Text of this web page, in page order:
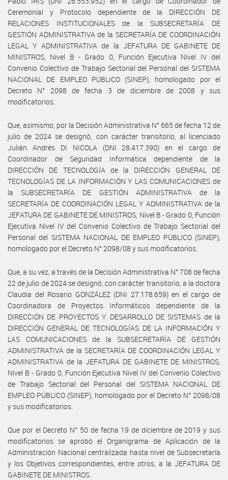
Ceremonial y Protocolo dependiente de la DIRECCIÓN DE
RELACIONES INSTITUCIONALES de la SUBSECRETARÍA DE
GESTIÓN ADMINISTRATIVA de la SECRETARÍA DE COORDINACIÓN
LEGAL Y ADMINISTRATIVA de la JEFATURA DE GABINETE DE
MINISTROS, Nivel B - Grado 0, Función Ejecutiva Nivel IV del
Convenio Colectivo de Trabajo Sectorial del Personal del SISTEMA
NACIONAL DE EMPLEO PÚBLICO (SINEP), homologado por el
Decreto N° 2098 de fecha 3 de diciembre de 2008 y sus
modificatorios.
Que, asimismo, por la Decisión Administrativa N° 665 de fecha 12 de
julio de 2024 se designó, con carácter transitorio, al licenciado
Julián Andrés DI NICOLA (DNI 28.417.390) en el cargo de
Coordinador de Seguridad Informática dependiente de la
DIRECCIÓN DE TECNOLOGÍA de la DIRECCIÓN GENERAL DE
TECNOLOGÍAS DE LA INFORMACIÓN Y LAS COMUNICACIONES de
la SUBSECRETARÍA DE GESTIÓN ADMINISTRATIVA de la
SECRETARÍA DE COORDINACIÓN LEGAL Y ADMINISTRATIVA de la
JEFATURA DE GABINETE DE MINISTROS, Nivel B - Grado 0, Función
Ejecutiva Nivel IV del Convenio Colectivo de Trabajo Sectorial del
Personal del SISTEMA NACIONAL DE EMPLEO PÚBLICO (SINEP),
homologado por el Decreto N° 2098/08 y sus modificatorios.
Que, a su vez, a través de la Decisión Administrativa N° 708 de fecha
22 de julio de 2024 se designó, con carácter transitorio, a la doctora
Claudia del Rosario GONZÁLEZ (DNI 27.178.659) en el cargo de
Coordinadora de Proyectos Informáticos dependiente de la
DIRECCIÓN DE PROYECTOS Y DESARROLLO DE SISTEMAS de la
DIRECCIÓN GENERAL DE TECNOLOGÍAS DE LA INFORMACIÓN Y
LAS COMUNICACIONES de la SUBSECRETARÍA DE GESTIÓN
ADMINISTRATIVA de la SECRETARÍA DE COORDINACIÓN LEGAL Y
ADMINISTRATIVA de la JEFATURA DE GABINETE DE MINISTROS,
Nivel B - Grado 0, Función Ejecutiva Nivel IV del Convenio Colectivo
de Trabajo Sectorial del Personal del SISTEMA NACIONAL DE
EMPLEO PÚBLICO (SINEP), homologado por el Decreto N° 2098/08
y sus modificatorios.
Que por el Decreto N° 50 de fecha 19 de diciembre de 2019 y sus
modificatorios se aprobó el Organigrama de Aplicación de la
Administración Nacional centralizada hasta nivel de Subsecretaría
y los Objetivos correspondientes, entre otros, a la JEFATURA DE
GABINETE DE MINISTROS.